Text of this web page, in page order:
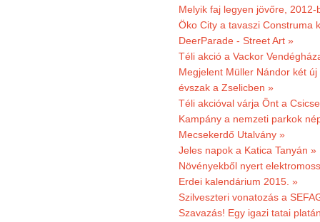
Melyik faj legyen jövőre,
Öko City a tavaszi Construma
DeerParade - Street Art »
Téli akció a Vackor
Megjelent Müller Nándor két
évszak a Zselicben »
Téli akcióval várja Önt a
Kampány a nemzeti parkok
Mecsekerdő Utalvány »
Jeles napok a Katica Tanyán »
Növényekből nyert
Erdei kalendárium 2015. »
Szilveszteri vonatozás a
Szavazás! Egy igazi tatai